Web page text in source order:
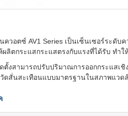
ควอตซ์ AV1 Series เป็นเซ็นเซอร์ระดั
ลิตกระแสกระแสตรงกับแรงที่ได้รับ ทํา
งสามารถปรับปริมาณการออกกระแสเ
ดสั่นสะเทือนแบบมาตรฐานในสภาพแวด